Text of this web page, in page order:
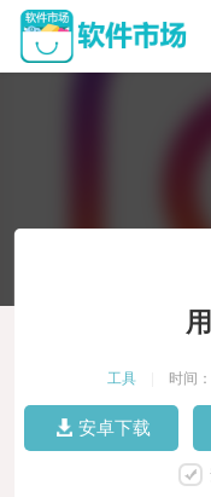
工具 时间
安卓下载